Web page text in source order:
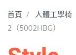
首頁 人體工學椅
2（5002HBG）